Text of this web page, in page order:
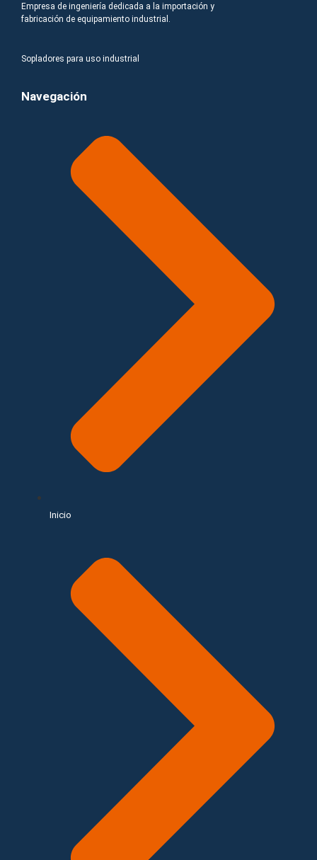
Empresa de ingeniería dedicada a la importación y
fabricación de equipamiento industrial.
Sopladores para uso industrial
Navegación
Inicio